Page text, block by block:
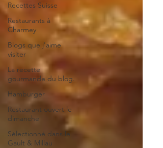
Recettes Suisse
Restaurants à
Charmey
Blogs que j'aime
visiter
La recette
gourmande du blog.
Hamburger
Restaurant ouvert le
dimanche
Sélectionné dans le
Gault & Millau